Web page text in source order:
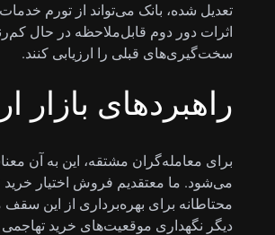
تعدیل شده، بانک می‌تواند از تورم
اثرات دور دوم قابل‌ملاحظه در حال
سخت‌گیری‌های قبلی را ارزیابی کنند.
راهبردهای بازار
برای معامله‌گران مشتقه، این به آن
محتاطانه برای بهره‌برداری از این سقف
دیگر نگهداری موقعیت‌های خرید تهاجمی